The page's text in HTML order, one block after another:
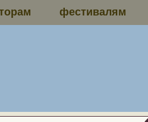
фестивалям